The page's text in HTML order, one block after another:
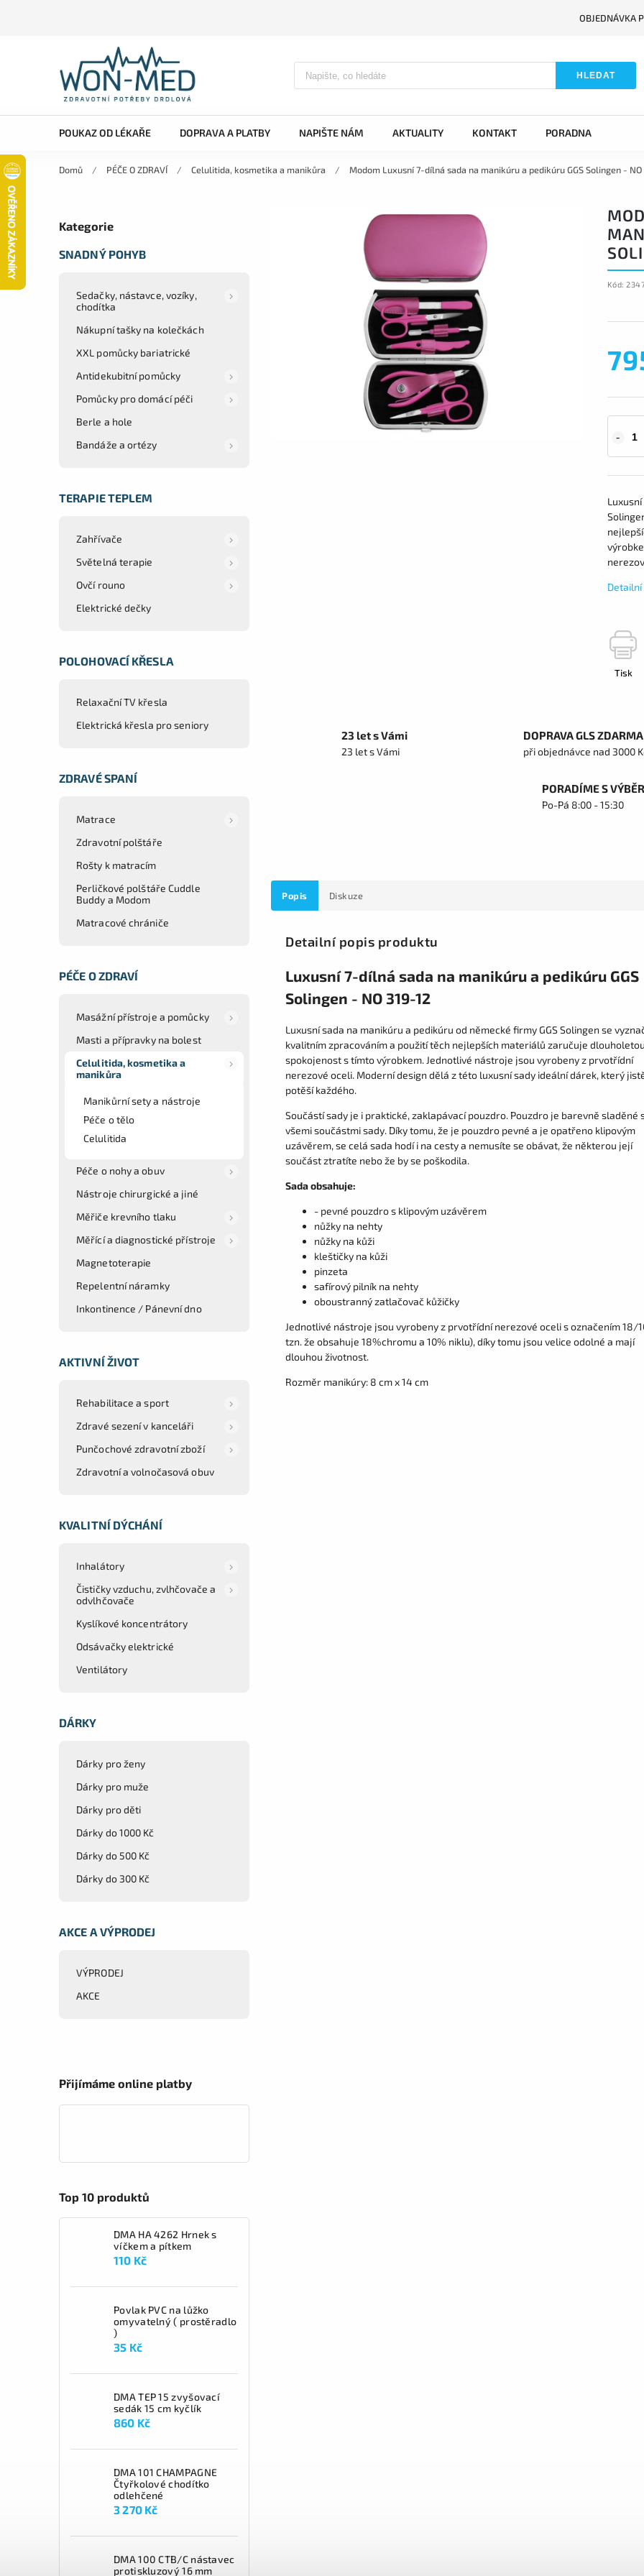
OBJEDNÁVKA
HLEDAT
POUKAZ OD LÉKAŘE DOPRAVA A PLATBY NAPIŠTE NÁM AKTUALITY KONTAKT PORADNA
Domů / PÉČE O ZDRAVÍ / Celulitida, kosmetika a manikůra / Modom Luxusní 7-dílná sada na manikúru a pedikúru GGS Solingen - NO
Kategorie
SNADNÝ POHYB
Sedačky, nástavce, vozíky,
chodítka
Nákupní tašky na kolečkách
XXL pomůcky bariatrické
Antidekubitní pomůcky
Pomůcky pro domácí péči
Berle a hole
Bandáže a ortézy
TERAPIE TEPLEM
Zahřívače
Světelná terapie
Ovčí rouno
Elektrické dečky
POLOHOVACÍ KŘESLA
Relaxační TV křesla
Elektrická křesla pro seniory
ZDRAVÉ SPANÍ
Matrace
Zdravotní polštáře
Rošty k matracím
Perličkové polštáře Cuddle
Buddy a Modom
Matracové chrániče
PÉČE O ZDRAVÍ
Masážní přístroje a pomůcky
Masti a přípravky na bolest
Celulitida, kosmetika a
manikůra
Manikůrní sety a nástroje
Péče o tělo
Celulitida
Péče o nohy a obuv
Nástroje chirurgické a jiné
Měřiče krevního tlaku
Měřící a diagnostické přístroje
Magnetoterapie
Repelentní náramky
Inkontinence / Pánevní dno
AKTIVNÍ ŽIVOT
Rehabilitace a sport
Zdravé sezení v kanceláři
Punčochové zdravotní zboží
Zdravotní a volnočasová obuv
KVALITNÍ DÝCHÁNÍ
Inhalátory
Čističky vzduchu, zvlhčovače a
odvlhčovače
Kyslíkové koncentrátory
Odsávačky elektrické
Ventilátory
DÁRKY
Dárky pro ženy
Dárky pro muže
Dárky pro děti
Dárky do 1000 Kč
Dárky do 500 Kč
Dárky do 300 Kč
AKCE A VÝPRODEJ
VÝPRODEJ
AKCE
Přijímáme online platby
Top 10 produktů
DMA HA 4262 Hrnek s
víčkem a pítkem
110 Kč
Povlak PVC na lůžko
omyvatelný ( prostěradlo
)
35 Kč
DMA TEP 15 zvyšovací
sedák 15 cm kyčlík
860 Kč
DMA 101 CHAMPAGNE
Čtyřkolové chodítko
odlehčené
3 270 Kč
DMA 100 CTB/C nástavec
protiskluzový 16 mm
Kód:
Tisk
23 let s Vámi
23 let s Vámi
DOPRAVA GLS ZDARMA
při objednávce nad 3000
PORADÍME S
Po-Pá 8:00 - 15:30
Popis Diskuze
Detailní popis produktu
Luxusní 7-dílná sada na manikúru a pedikúru GGS
Solingen - NO 319-12
Luxusní sada na manikúru a pedikúru od německé firmy GGS Solingen se
kvalitním zpracováním a použití těch nejlepších materiálů zaručuje
spokojenost s tímto výrobkem. Jednotlivé nástroje jsou vyrobeny z prvotřídní
nerezové oceli. Moderní design dělá z této luxusní sady ideální dárek, který
potěší každého.
Součástí sady je i praktické, zaklapávací pouzdro. Pouzdro je barevně sladěné
všemi součástmi sady. Díky tomu, že je pouzdro pevné a je opatřeno klipovým
uzávěrem, se celá sada hodí i na cesty a nemusíte se obávat, že některou její
součást ztratíte nebo že by se poškodila.
Sada obsahuje:
- pevné pouzdro s klipovým uzávěrem
nůžky na nehty
nůžky na kůži
kleštičky na kůži
pinzeta
safírový pilník na nehty
oboustranný zatlačovač kůžičky
Jednotlivé nástroje jsou vyrobeny z prvotřídní nerezové oceli s označením 18/
tzn. že obsahuje 18%chromu a 10% niklu), díky tomu jsou velice odolné a mají
dlouhou životnost.
Rozměr manikúry: 8 cm x 14 cm